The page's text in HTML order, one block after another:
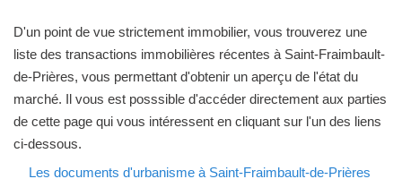
D'un point de vue strictement immobilier, vous trouverez une
liste des transactions immobilières récentes à Saint-Fraimbault-
de-Prières, vous permettant d'obtenir un aperçu de l'état du
marché. Il vous est posssible d'accéder directement aux parties
de cette page qui vous intéressent en cliquant sur l'un des liens
ci-dessous.
Les documents d'urbanisme à Saint-Fraimbault-de-Prières